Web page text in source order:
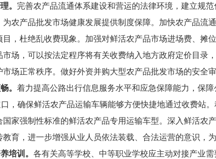
。 完善农产品流通体系建设和营运的法律环境，建立规
农产品批发市场健康发展提供制度保障。加快农产品
，杜绝乱收费现象。加强对鲜活农产品市场进场费、
场，可以按法定程序将有关收费纳入地方政府定价目
场正常秩序。做好外资并购大型农产品批发市场的安全审
。 着力提高公路出行信息服务水平和应急保障能力，保
，确保鲜活农产品运输车辆能够方便快捷地通过收费站
家强制性标准的鲜活农产品专用运输车型。深入鲜活
育，进一步增强从业人员依法装载、合法运营的意识，
培训。 各有关高等学校、中等职业学校应主动对接产业